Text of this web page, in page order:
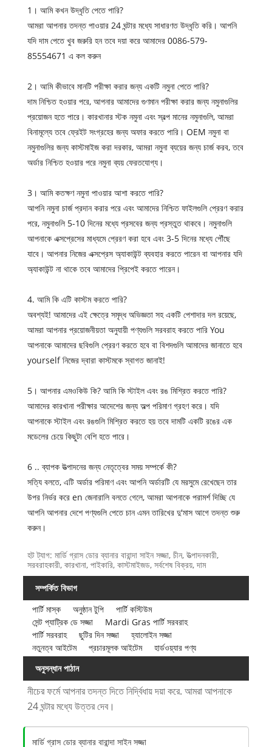
1। আমি কখন উদ্ধৃতি পেতে পারি?
আমরা আপনার তদন্ত পাওয়ার 24 ঘন্টার মধ্যে সাধারণত উদ্ধৃতি করি। আপনি
যদি দাম পেতে খুব জরুরি হন তবে দয়া করে আমাদের 0086-579-
85554671 এ কল করুন
2। আমি কীভাবে মানটি পরীক্ষা করার জন্য একটি নমুনা পেতে পারি?
দাম নিশ্চিত হওয়ার পরে, আপনার আমাদের গুণমান পরীক্ষা করার জন্য নমুনাগুলির
প্রয়োজন হতে পারে। কারখানার স্টক নমুনা এবং স্বল্প মানের নমুনাগুলি, আমরা
বিনামূল্যে তবে ফ্রেইট সংগ্রহের জন্য অফার করতে পারি। OEM নমুনা বা
নমুনাগুলির জন্য কাস্টমাইজ করা দরকার, আমরা নমুনা ব্যয়ের জন্য চার্জ করব, তবে
অর্ডার নিশ্চিত হওয়ার পরে নমুনা ব্যয় ফেরতযোগ্য।
3। আমি কতক্ষণ নমুনা পাওয়ার আশা করতে পারি?
আপনি নমুনা চার্জ প্রদান করার পরে এবং আমাদের নিশ্চিত ফাইলগুলি প্রেরণ করার
পরে, নমুনাগুলি 5-10 দিনের মধ্যে প্রসবের জন্য প্রস্তুত থাকবে। নমুনাগুলি
আপনাকে এক্সপ্রেসের মাধ্যমে প্রেরণ করা হবে এবং 3-5 দিনের মধ্যে পৌঁছে
যাবে। আপনার নিজের এক্সপ্রেস অ্যাকাউন্ট ব্যবহার করতে পারেন বা আপনার যদি
অ্যাকাউন্ট না থাকে তবে আমাদের প্রিপেই করতে পারেন।
4. আমি কি এটি কাস্টম করতে পারি?
অবশ্যই! আমাদের এই ক্ষেত্রে সমৃদ্ধ অভিজ্ঞতা সহ একটি পেশাদার দল রয়েছে,
আমরা আপনার প্রয়োজনীয়তা অনুযায়ী পণ্যগুলি সরবরাহ করতে পারি You
আপনাকে আমাদের ছবিগুলি প্রেরণ করতে হবে বা বিশদগুলি আমাদের জানাতে হবে
yourself নিজের দ্বারা কাস্টমকে স্বাগত জানাই!
5। আপনার এমওকিউ কি? আমি কি স্টাইল এবং রঙ মিশ্রিত করতে পারি?
আমাদের কারখানা পরীক্ষার আদেশের জন্য অল্প পরিমাণ গ্রহণ করে। যদি
আপনাকে স্টাইল এবং রঙগুলি মিশ্রিত করতে হয় তবে দামটি একটি রঙের এক
মডেলের চেয়ে কিছুটা বেশি হতে পারে।
6 .. ব্যাপক উত্পাদনের জন্য নেতৃত্বের সময় সম্পর্কে কী?
সত্যি বলতে, এটি অর্ডার পরিমাণ এবং আপনি অর্ডারটি যে মরসুমে রেখেছেন তার
উপর নির্ভর করে en জেনারালি বলতে গেলে, আমরা আপনাকে পরামর্শ দিচ্ছি যে
আপনি আপনার দেশে পণ্যগুলি পেতে চান এমন তারিখের দু'মাস আগে তদন্ত শুরু
করুন।
হট ট্যাগ: মার্ডি গ্রাস ডোর ব্যানার বারান্দা সাইন সজ্জা, চীন, উত্পাদনকারী,
সরবরাহকারী, কারখানা, পাইকারি, কাস্টমাইজড, সর্বশেষ বিক্রয়, দাম
সম্পর্কিত বিভাগ
পার্টি মাস্ক
অনুষ্ঠান টুপি
পার্টি কস্টিউম
সেন্ট প্যাট্রিক ডে সজ্জা
Mardi Gras পার্টি সরবরাহ
পার্টি সরবরাহ
ছুটির দিন সজ্জা
হ্যালোইন সজ্জা
নতুনত্ব আইটেম
প্রচারমূলক আইটেম
হার্ডওয়্যার পণ্য
অনুসন্ধান পাঠান
নীচের ফর্মে আপনার তদন্ত দিতে নির্দ্বিধায় দয়া করে. আমরা আপনাকে
24 ঘন্টার মধ্যে উত্তর দেব।